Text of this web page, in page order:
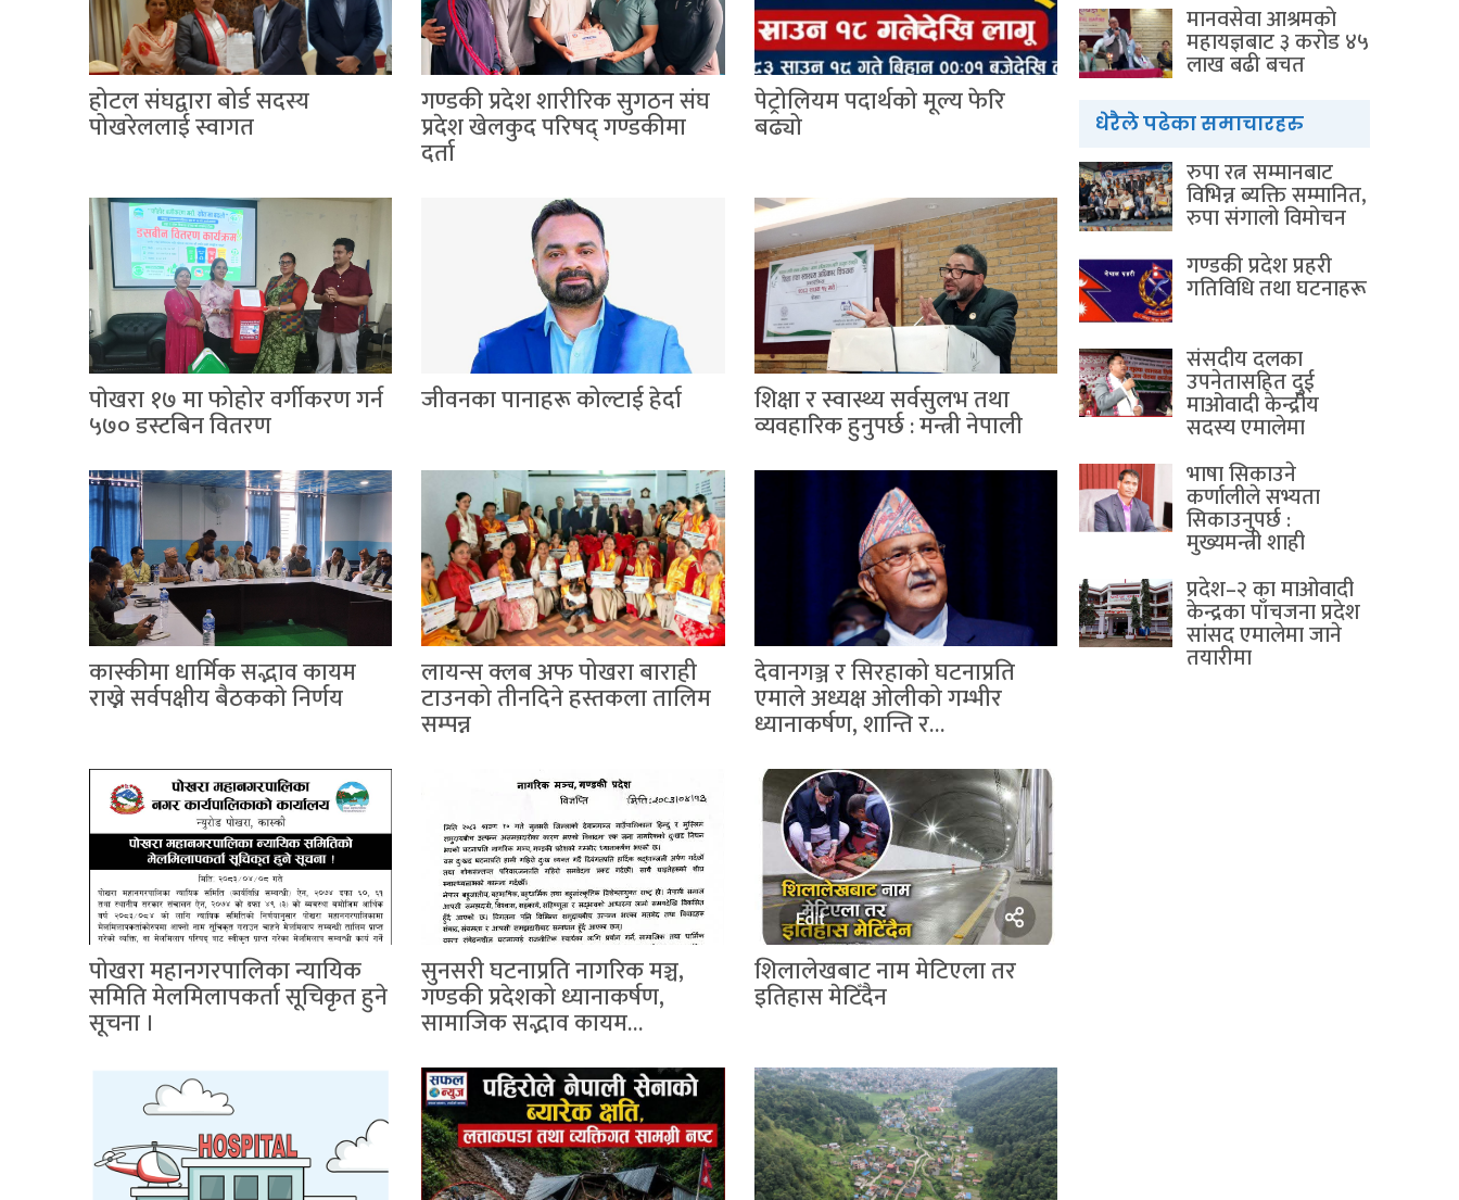
होटल संघद्वारा बोर्ड सदस्य
पोखरेललाई स्वागत
गण्डकी प्रदेश शारीरिक सुगठन संघ
प्रदेश खेलकुद परिषद् गण्डकीमा
दर्ता
पेट्रोलियम पदार्थको मूल्य फेरि
बढ्यो
पाेखरा १७ मा फोहोर वर्गीकरण गर्न
५७० डस्टबिन वितरण
जीवनका पानाहरू कोल्टाई हेर्दा शिक्षा र स्वास्थ्य सर्वसुलभ तथा
व्यवहारिक हुनुपर्छ : मन्त्री नेपाली
कास्कीमा धार्मिक सद्भाव कायम
राख्ने सर्वपक्षीय बैठककाे निर्णय
लायन्स क्लब अफ पोखरा बाराही
टाउनको तीनदिने हस्तकला तालिम
सम्पन्न
देवानगञ्ज र सिरहाको घटनाप्रति
एमाले अध्यक्ष ओलीको गम्भीर
ध्यानाकर्षण, शान्ति र…
पाेखरा महानगरपालिका न्यायिक
समिति मेलमिलापकर्ता सूचिकृत हुने
सूचना ।
सुनसरी घटनाप्रति नागरिक मञ्च,
गण्डकी प्रदेशको ध्यानाकर्षण,
सामाजिक सद्भाव कायम…
शिलालेखबाट नाम मेटिएला तर
इतिहास मेटिँदैन
मानवसेवा आश्रमकाे‌
महायज्ञबाट ३ करोड ४५
लाख बढी बचत
धेरैले पढेका समाचारहरु
रुपा रत्न सम्मानबाट
विभिन्न ब्यक्ति सम्मानित,
रुपा संगालो विमोचन
गण्डकी प्रदेश प्रहरी
गतिविधि तथा घटनाहरू
संसदीय दलका
उपनेतासहित दुई
माओवादी केन्द्रीय
सदस्य एमालेमा
भाषा सिकाउने
कर्णालीले सभ्यता
सिकाउनुपर्छ :
मुख्यमन्त्री शाही
प्रदेश–२ का माओवादी
केन्द्रका पाँचजना प्रदेश
सांसद एमालेमा जाने
तयारीमा